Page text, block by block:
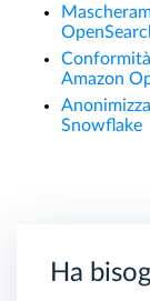
Amazon
Snowflake
Ha